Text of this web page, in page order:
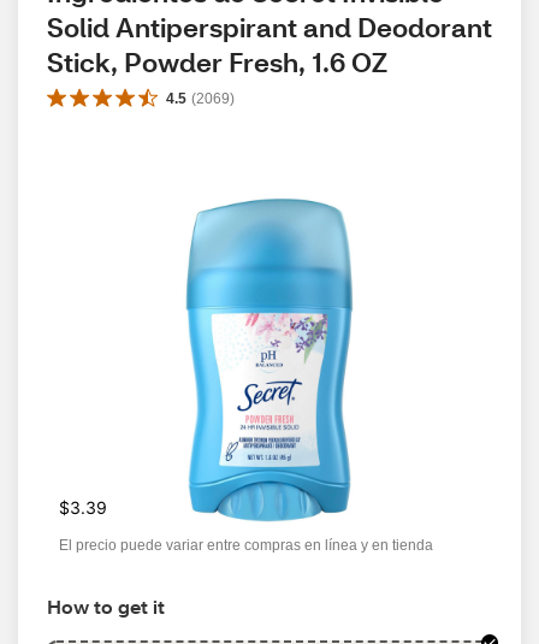
Solid Antiperspirant and Deodorant
Stick, Powder Fresh, 1.6 OZ
4.5 (2069)
$3.39
El precio puede variar entre compras en línea y en tienda
How to get it